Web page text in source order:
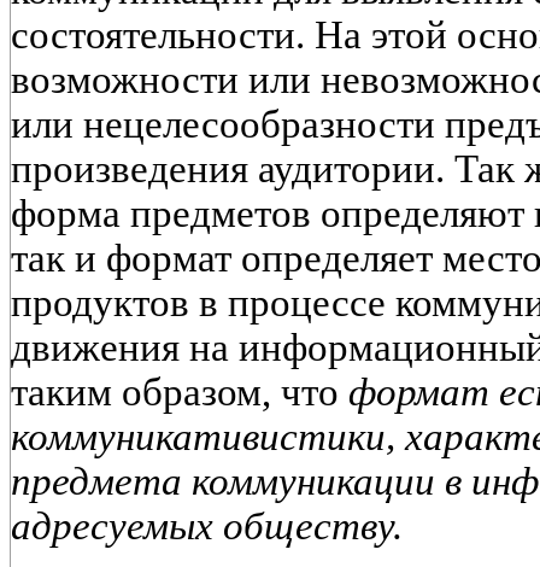
состоятельности. На этой
возможности или
или нецелесообразности
произведения аудитории.
форма предметов
так и формат определяет
продуктов в процессе
движения на
таким образом, что формат
коммуникативистики,
предмета коммуникации в
адресуемых обществу.